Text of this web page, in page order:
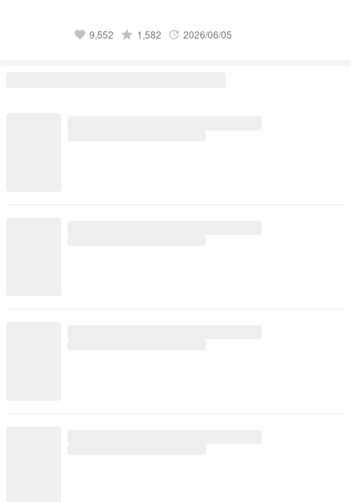
favorite 9,552 grade 1,582 update 2026/06/05